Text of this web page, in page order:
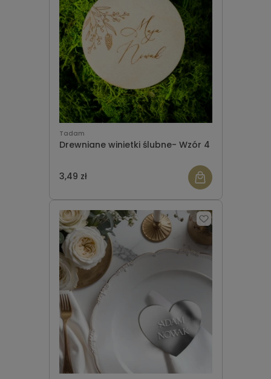
Tadam
Drewniane winietki ślubne- Wzór 4
3,49 zł